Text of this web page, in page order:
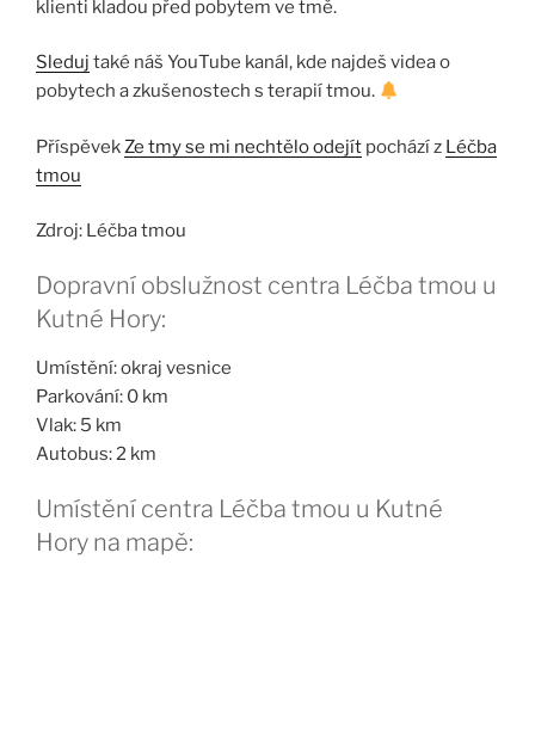
klienti kladou před pobytem ve tmě.
Sleduj také náš YouTube kanál, kde najdeš videa o
pobytech a zkušenostech s terapií tmou.
Příspěvek Ze tmy se mi nechtělo odejít pochází z Léčba
tmou
Zdroj: Léčba tmou
Dopravní obslužnost centra Léčba tmou u
Kutné Hory:
Umístění: okraj vesnice
Parkování: 0 km
Vlak: 5 km
Autobus: 2 km
Umístění centra Léčba tmou u Kutné
Hory na mapě: